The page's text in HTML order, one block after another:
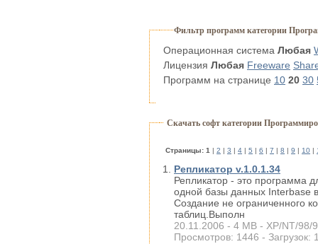
Фильтр программ категории
Операционная система Любая
Лицензия Любая Freeware
Программ на странице 10 20 30
Скачать софт категории
Cтраницы: 1 2 3 4 5 6 7 8 9 10
Репликатор v.1.0.1.34
Репликатор - это программа
одной базы данных Interbase
Создание не ограниченного
таблиц.Выполн
20.11.2006 - 4 MB - XP/NT/98/
Просмотров: 1446 - Загрузок: